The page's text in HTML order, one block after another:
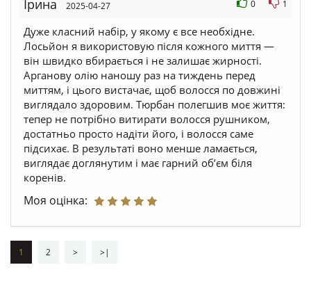
Ірина 2025-04-27 0 1
Дуже класний набір, у якому є все необхідне.
Лосьйон я використовую після кожного миття —
він швидко вбирається і не залишає жирності.
Арганову олію наношу раз на тиждень перед
миттям, і цього вистачає, щоб волосся по довжині
виглядало здоровим. Тюрбан полегшив моє життя:
тепер не потрібно витирати волосся рушником,
достатньо просто надіти його, і волосся саме
підсихає. В результаті воно менше ламається,
виглядає доглянутим і має гарний обʼєм біля
коренів.
Моя оцінка:
1 2 > >|